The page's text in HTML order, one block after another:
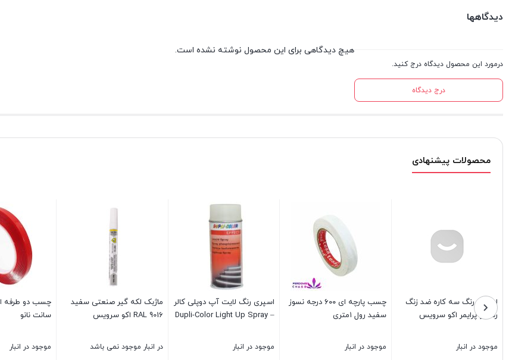
دیدگاهها
درمورد این محصول دیدگاه درج کنید.
درج دیدگاه
هیچ دیدگاهی برای این محصول نوشته نشده است.
محصولات پیشنهادی
اسپری رنگ سه‌ کاره ضد زنگ
رنگ و پرایمر اکو سرویس
موجود در انبار
چسب پارچه ای ۶۰۰ درجه نسوز
سفید رول ۱متری
موجود در انبار
اسپری رنگ لایت آپ دوپلی کالر
– Dupli-Color Light Up Spray
موجود در انبار
ماژبک لکه گیر صنعتی سفید
RAL 9016 اکو سرویس
در انبار موجود نمی باشد
سانت نانو
موجود در انبار